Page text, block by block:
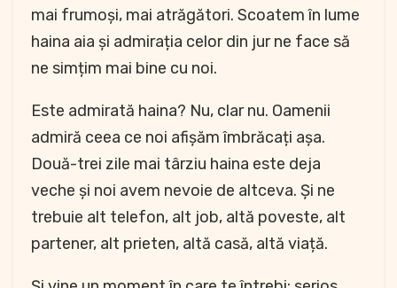
mai frumoși, mai atrăgători. Scoatem în lume
haina aia și admirația celor din jur ne face să
ne simțim mai bine cu noi.
Este admirată haina? Nu, clar nu. Oamenii
admiră ceea ce noi afișăm îmbrăcați așa.
Două-trei zile mai târziu haina este deja
veche și noi avem nevoie de altceva. Și ne
trebuie alt telefon, alt job, altă poveste, alt
partener, alt prieten, altă casă, altă viață.